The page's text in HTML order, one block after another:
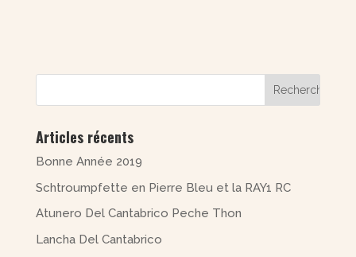
Articles récents
Bonne Année 2019
Schtroumpfette en Pierre Bleu et la RAY1 RC
Atunero Del Cantabrico Peche Thon
Lancha Del Cantabrico